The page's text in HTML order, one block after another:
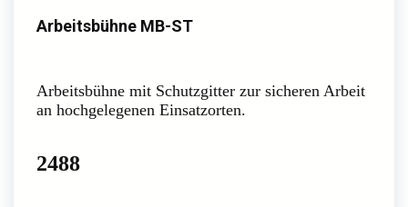
Arbeitsbühne MB-ST
Arbeitsbühne mit Schutzgitter zur sicheren Arbeit
an hochgelegenen Einsatzorten.
2488